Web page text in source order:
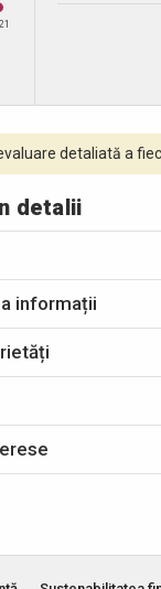
detaliată a
detalii
informații